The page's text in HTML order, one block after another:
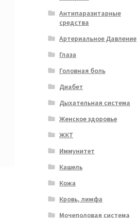
Антипаразитарные
средства
Артериальное Давление
Глаза
Головная боль
Диабет
Дыхательная система
Женское здоровье
ЖКТ
Иммунитет
Кашель
Кожа
Кровь, лимфа
Мочеполовая система